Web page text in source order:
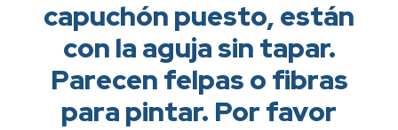
capuchón puesto, están
con la aguja sin tapar.
Parecen felpas o fibras
para pintar. Por favor